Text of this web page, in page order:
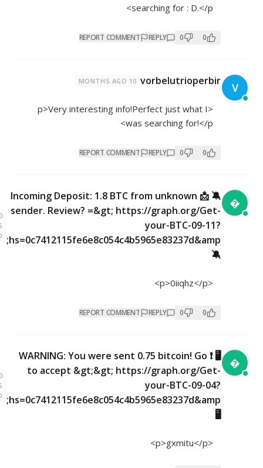
searching for : D.</p>
0
REPLY
REPORT COMMENT
vorbelutrioperbir
10 MONTHS AGO
<p>Very interesting info!Perfect just what I
was searching for!</p>
0
REPLY
REPORT COMMENT
🔕 📩 Incoming Deposit: 1.8 BTC from unknown
sender. Review? =&gt; https://graph.org/Get-
your-BTC-09-11?
hs=0c7412115fe6e8c054c4b5965e83237d&amp;
10
AGO
0
REPLY
REPORT COMMENT
🖥 ❗ WARNING: You were sent 0.75 bitcoin! Go
to accept &gt;&gt; https://graph.org/Get-
your-BTC-09-04?
hs=0c7412115fe6e8c054c4b5965e83237d&amp;
10
AGO